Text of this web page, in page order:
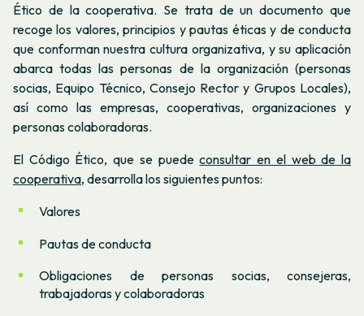
Ético de la cooperativa. Se trata de un documento que
recoge los valores, principios y pautas éticas y de conducta
que conforman nuestra cultura organizativa, y su aplicación
abarca todas las personas de la organización (personas
socias, Equipo Técnico, Consejo Rector y Grupos Locales),
así como las empresas, cooperativas, organizaciones y
personas colaboradoras.
El Código Ético, que se puedeconsultar en el web de la
cooperativa, desarrolla los siguientes puntos:
Valores
Pautas de conducta
Obligaciones de personas socias, consejeras,
trabajadoras y colaboradoras